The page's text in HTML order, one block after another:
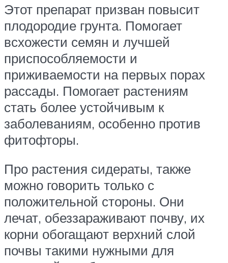
Этот препарат призван повысит
плодородие грунта. Помогает
всхожести семян и лучшей
приспособляемости и
приживаемости на первых порах
рассады. Помогает растениям
стать более устойчивым к
заболеваниям, особенно против
фитофторы.
Про растения сидераты, также
можно говорить только с
положительной стороны. Они
лечат, обеззараживают почву, их
корни обогащают верхний слой
почвы такими нужными для